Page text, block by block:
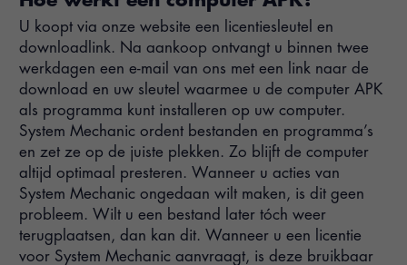
U koopt via onze website een licentiesleutel en
downloadlink. Na aankoop ontvangt u binnen twee
werkdagen een e-mail van ons met een link naar de
download en uw sleutel waarmee u de computer APK
als programma kunt installeren op uw computer.
System Mechanic ordent bestanden en programma’s
en zet ze op de juiste plekken. Zo blijft de computer
altijd optimaal presteren. Wanneer u acties van
System Mechanic ongedaan wilt maken, is dit geen
probleem. Wilt u een bestand later tóch weer
terugplaatsen, dan kan dit. Wanneer u een licentie
voor System Mechanic aanvraagt, is deze bruikbaar